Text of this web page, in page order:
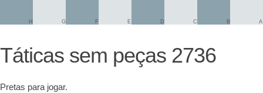
A
B
C
D
E
F
G
H
Táticas sem peças 2736
Pretas para jogar.